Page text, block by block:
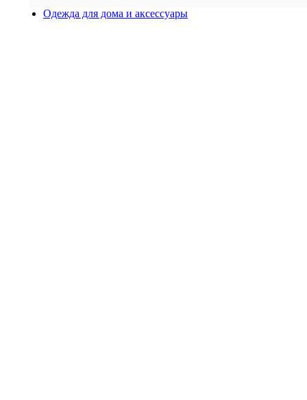
Одежда для дома и аксессуары